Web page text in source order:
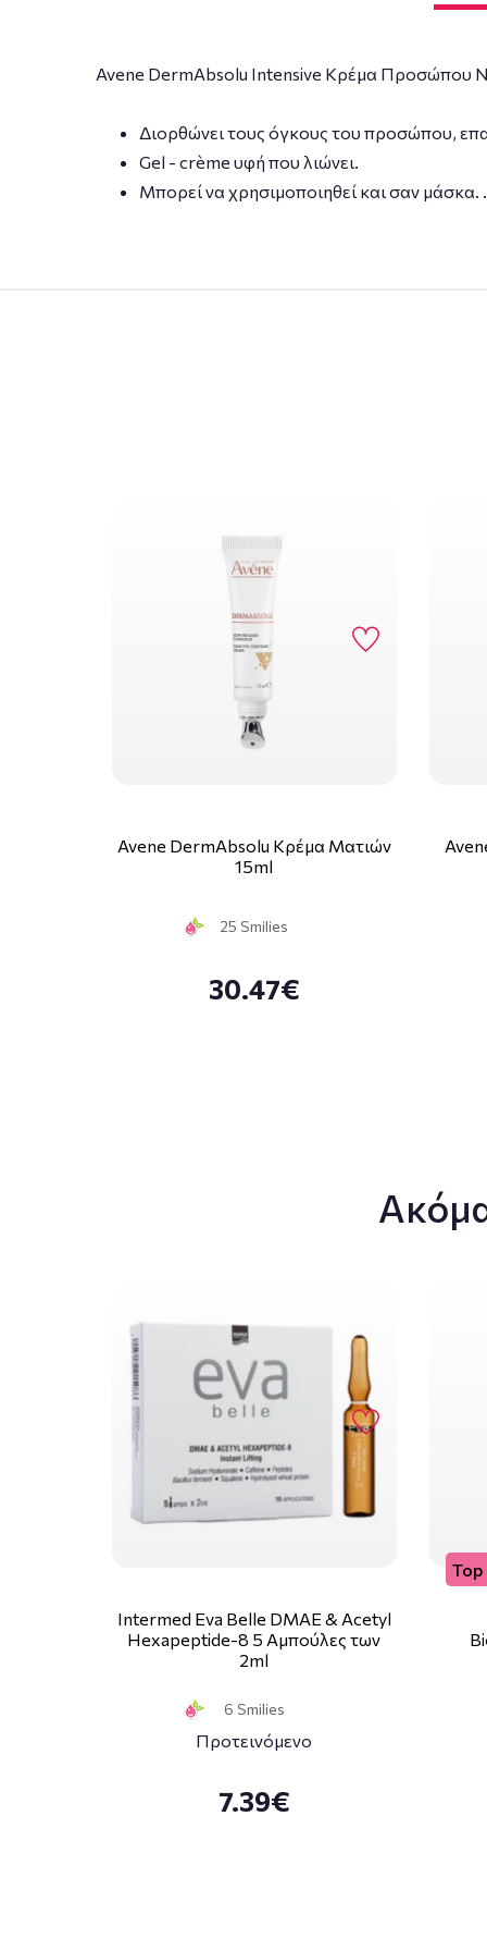
Avene DermAbsolu Intensive Κρέμα Προσώπου
Διορθώνει τους όγκους του προσώπου,
Gel - crème υφή που λιώνει.
Μπορεί να χρησιμοποιηθεί και σαν μάσκα. .
Avene DermAbsolu Κρέμα Ματιών
15ml
25 Smilies
30.47€
Intermed Eva Belle DMAE & Acetyl
Hexapeptide-8 5 Αμπούλες των
2ml
6 Smilies
Προτεινόμενο
7.39€
Top